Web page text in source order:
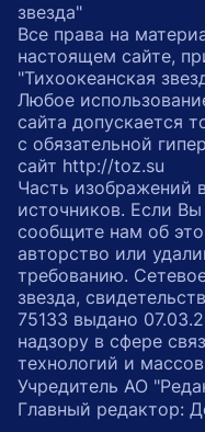
звезда"
Все права на
настоящем сайте,
"Тихоокеанская
Любое
сайта допускается
с обязательной
сайт http://toz.su
Часть изображений
источников. Если
сообщите нам об
авторство или
требованию.
звезда,
75133 выдано
надзору в сфере
технологий и
Учредитель АО
Главный редактор: